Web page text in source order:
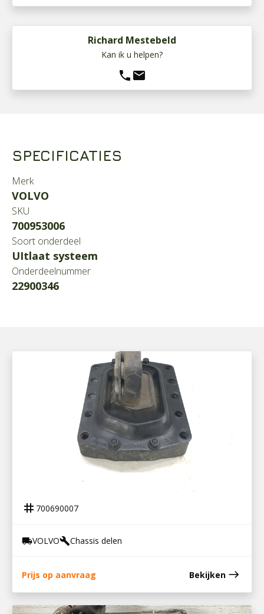
Richard Mestebeld
Kan ik u helpen?
phone mail
SPECIFICATIES
Merk
VOLVO
SKU
700953006
Soort onderdeel
UItlaat systeem
Onderdeelnummer
22900346
MOTORSTEUN ACHTER VOLVO FH12
tag 700690007
local_shippingVOLVObuildChassis delen
Prijs op aanvraag Bekijken east